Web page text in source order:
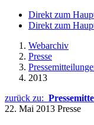
Direkt zum
Direkt zum
Webarchiv
Presse
2013
zurück zu:
22. Mai 2013 Presse